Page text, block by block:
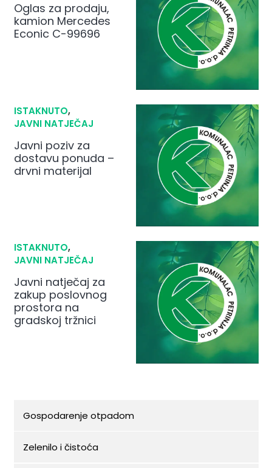
Oglas za prodaju,
kamion Mercedes
Econic C-99696
ISTAKNUTO,
JAVNI NATJEČAJ
Javni poziv za
dostavu ponuda –
drvni materijal
ISTAKNUTO,
JAVNI NATJEČAJ
Javni natječaj za
zakup poslovnog
prostora na
gradskoj tržnici
Gospodarenje otpadom
Zelenilo i čistoća